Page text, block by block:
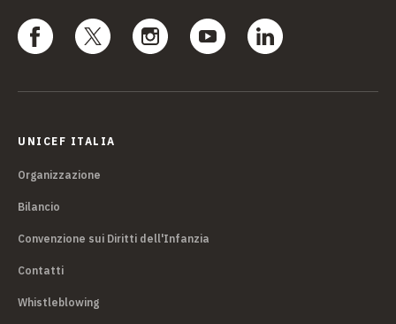
UNICEF ITALIA
Organizzazione
Bilancio
Convenzione sui Diritti dell'Infanzia
Contatti
Whistleblowing